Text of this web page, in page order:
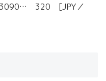
[JPY／